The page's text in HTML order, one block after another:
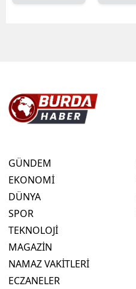
GÜNDEM
EKONOMİ
DÜNYA
SPOR
TEKNOLOJİ
MAGAZİN
NAMAZ VAKİTLERİ
ECZANELER